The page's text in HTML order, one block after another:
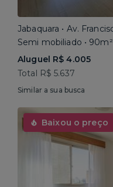
Jabaquara • Av.
Semi mobiliado •
Aluguel R$ 4.005
Total R$ 5.637
Similar a sua busca
Baixou o preço